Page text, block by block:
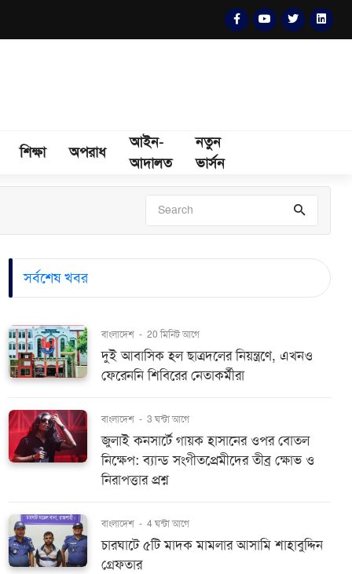
শিক্ষা অপরাধ
আইন-
আদালত
নতুন
ভার্সন
সর্বশেষ খবর
বাংলাদেশ - 20 মিনিট আগে
দুই আবাসিক হল ছাত্রদলের নিয়ন্ত্রণে, এখনও
ফেরেননি শিবিরের নেতাকর্মীরা
বাংলাদেশ - 3 ঘন্টা আগে
জুলাই কনসার্টে গায়ক হাসানের ওপর বোতল
নিক্ষেপ: ব্যান্ড সংগীতপ্রেমীদের তীব্র ক্ষোভ ও
নিরাপত্তার প্রশ্ন
বাংলাদেশ - 4 ঘন্টা আগে
চারঘাটে ৫টি মাদক মামলার আসামি শাহাবুদ্দিন
গ্রেফতার